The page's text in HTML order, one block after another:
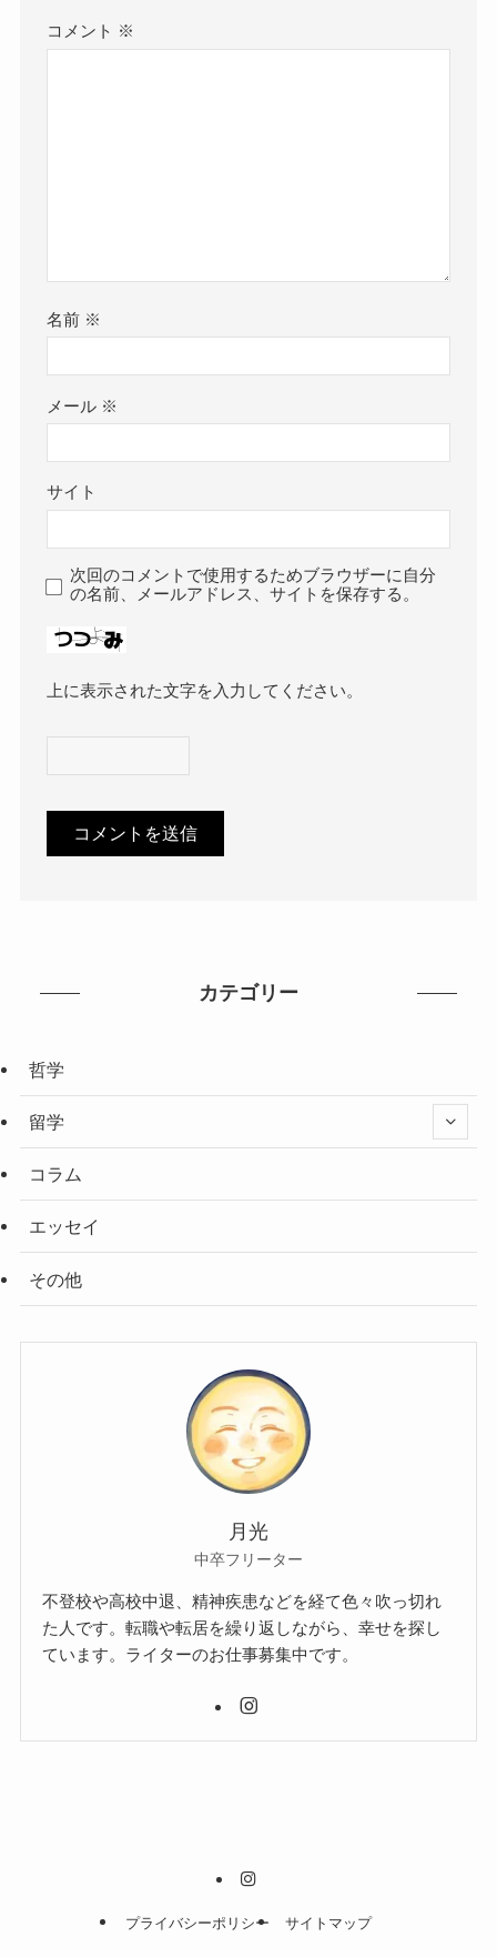
コメント ※
名前 ※
メール ※
サイト
次回のコメントで使用するためブラウザーに自分
の名前、メールアドレス、サイトを保存する。
上に表示された文字を入力してください。
カテゴリー
哲学
留学
コラム
エッセイ
その他
月光
中卒フリーター
不登校や高校中退、精神疾患などを経て色々吹っ切れ
た人です。転職や転居を繰り返しながら、幸せを探し
ています。ライターのお仕事募集中です。
プライバシーポリシー サイトマップ